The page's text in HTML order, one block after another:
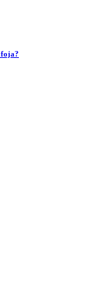
foja?